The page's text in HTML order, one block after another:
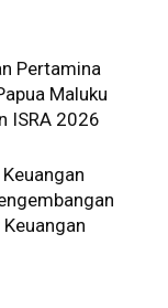
Pertamina
Maluku
ISRA 2026